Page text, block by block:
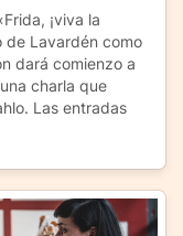
¡viva la
de Lavardén como
dará comienzo a
charla que
Las entradas